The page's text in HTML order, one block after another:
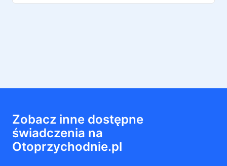
Zobacz inne dostępne
świadczenia na
Otoprzychodnie.pl